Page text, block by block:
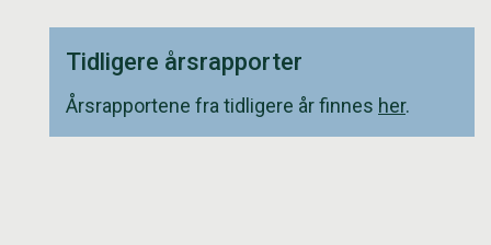
Tidligere årsrapporter
Årsrapportene fra tidligere år finnes her.